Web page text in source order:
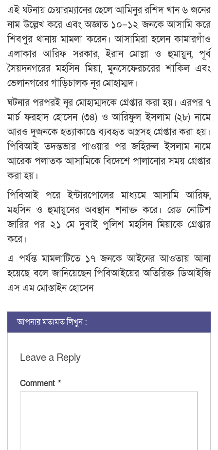
এই ঘটনায় চেয়ারম্যানের ছেলে আমিনুর রশিদ খান ৬ জনের
নাম উল্লেখ করে এবং অজ্ঞাত ১০–১২ জনকে আসামি করে
শিবপুর থানায় মামলা করেন। আসামিরা হলেন কামারগাঁও
এলাকার আরিফ সরকার, ইরান মোল্লা ও হুমায়ুন, পূর্ব
সৈয়দনগরের মহসিন মিয়া, মুনসেফেরচরের শাকিল এবং
ভেলানগরের গাড়িচালক নূর মোহাম্মদ।
ঘটনার পরপরই নূর মোহাম্মদকে গ্রেপ্তার করা হয়। এরপর ৭
মার্চ ফরহাদ হোসেন (৩৪) ও আরিফুল ইসলাম (২৮) নামে
আরও দুজনকে হত্যাকাণ্ডে ব্যবহৃত অস্ত্রসহ গ্রেপ্তার করা হয়।
পিবিআই তদন্তভার পাওয়ার পর জহিরুল ইসলাম নামে
আরেক পলাতক আসামিকে বিদেশে পালানোর সময় গ্রেপ্তার
করা হয়।
পিবিআই পরে ইন্টারপোলের মাধ্যমে আসামি আরিফ,
মহসিন ও হুমায়ুনের অবস্থান শনাক্ত করে। রেড নোটিশ
জারির পর ২১ মে দুবাই পুলিশ মহসিন মিয়াকে গ্রেপ্তার
করে।
এ পর্যন্ত মামলাটিতে ১৭ জনকে আইনের আওতায় আনা
হয়েছে বলে জানিয়েছেন পিবিআইয়ের অতিরিক্ত ডিআইজি
এস এম মোস্তাইন হোসেন
আপনার মতামত লিখুন :
Leave a Reply
Comment *